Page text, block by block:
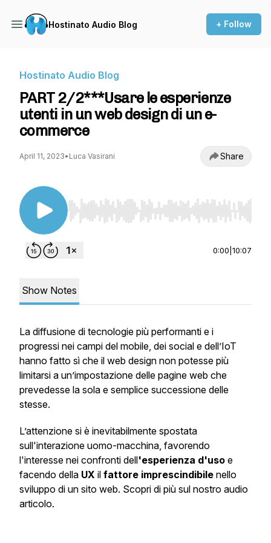
Hostinato Audio Blog + Follow
Hostinato Audio Blog
PART 2/2***Usare le esperienze
utenti in un web design di un e-
commerce
April 11, 2023• Luca Vasirani Share
Use Left/Right to seek, Home/End to jump to
0:00 10:07
Show Notes
La diffusione di tecnologie più performanti e i
progressi nei campi del mobile, dei social e dell’IoT
hanno fatto sì che il web design non potesse più
limitarsi a un’impostazione delle pagine web che
prevedesse la sola e semplice successione delle
stesse.
L’attenzione si è inevitabilmente spostata
sull'interazione uomo-macchina, favorendo
l'interesse nei confronti dell'esperienza d'uso e
facendo della UX il fattore imprescindibile nello
sviluppo di un sito web. Scopri di più sul nostro audio
articolo.